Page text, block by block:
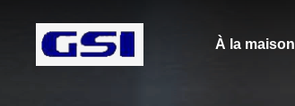
À la maison